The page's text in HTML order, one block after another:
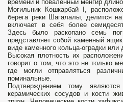
времени и поваленный менгир
Могильник Кошкарбай I,
берега реки Шагалалы, делится
включает в себя более
Здесь было раскопано семь
представляет собой каменный
виде каменного кольца-оградки
Высокая плотность их
говорит о том, что это не только
где могли отправляться
поминальные.
Подтверждением тому
керамических сосудов и кости